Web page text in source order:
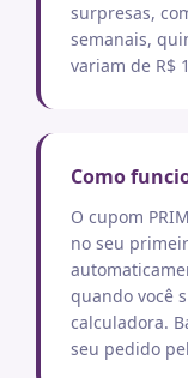
surpresas,
semanais,
variam de R$
Como
O cupom
no seu
quando você
calculadora.
seu pedido